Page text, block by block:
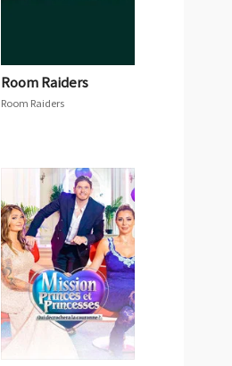
Room Raiders
Room Raiders